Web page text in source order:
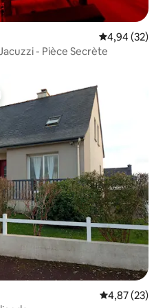
Évaluation
4,94 (32)
- Pièce Secrète
Évaluation
4,87 (23)